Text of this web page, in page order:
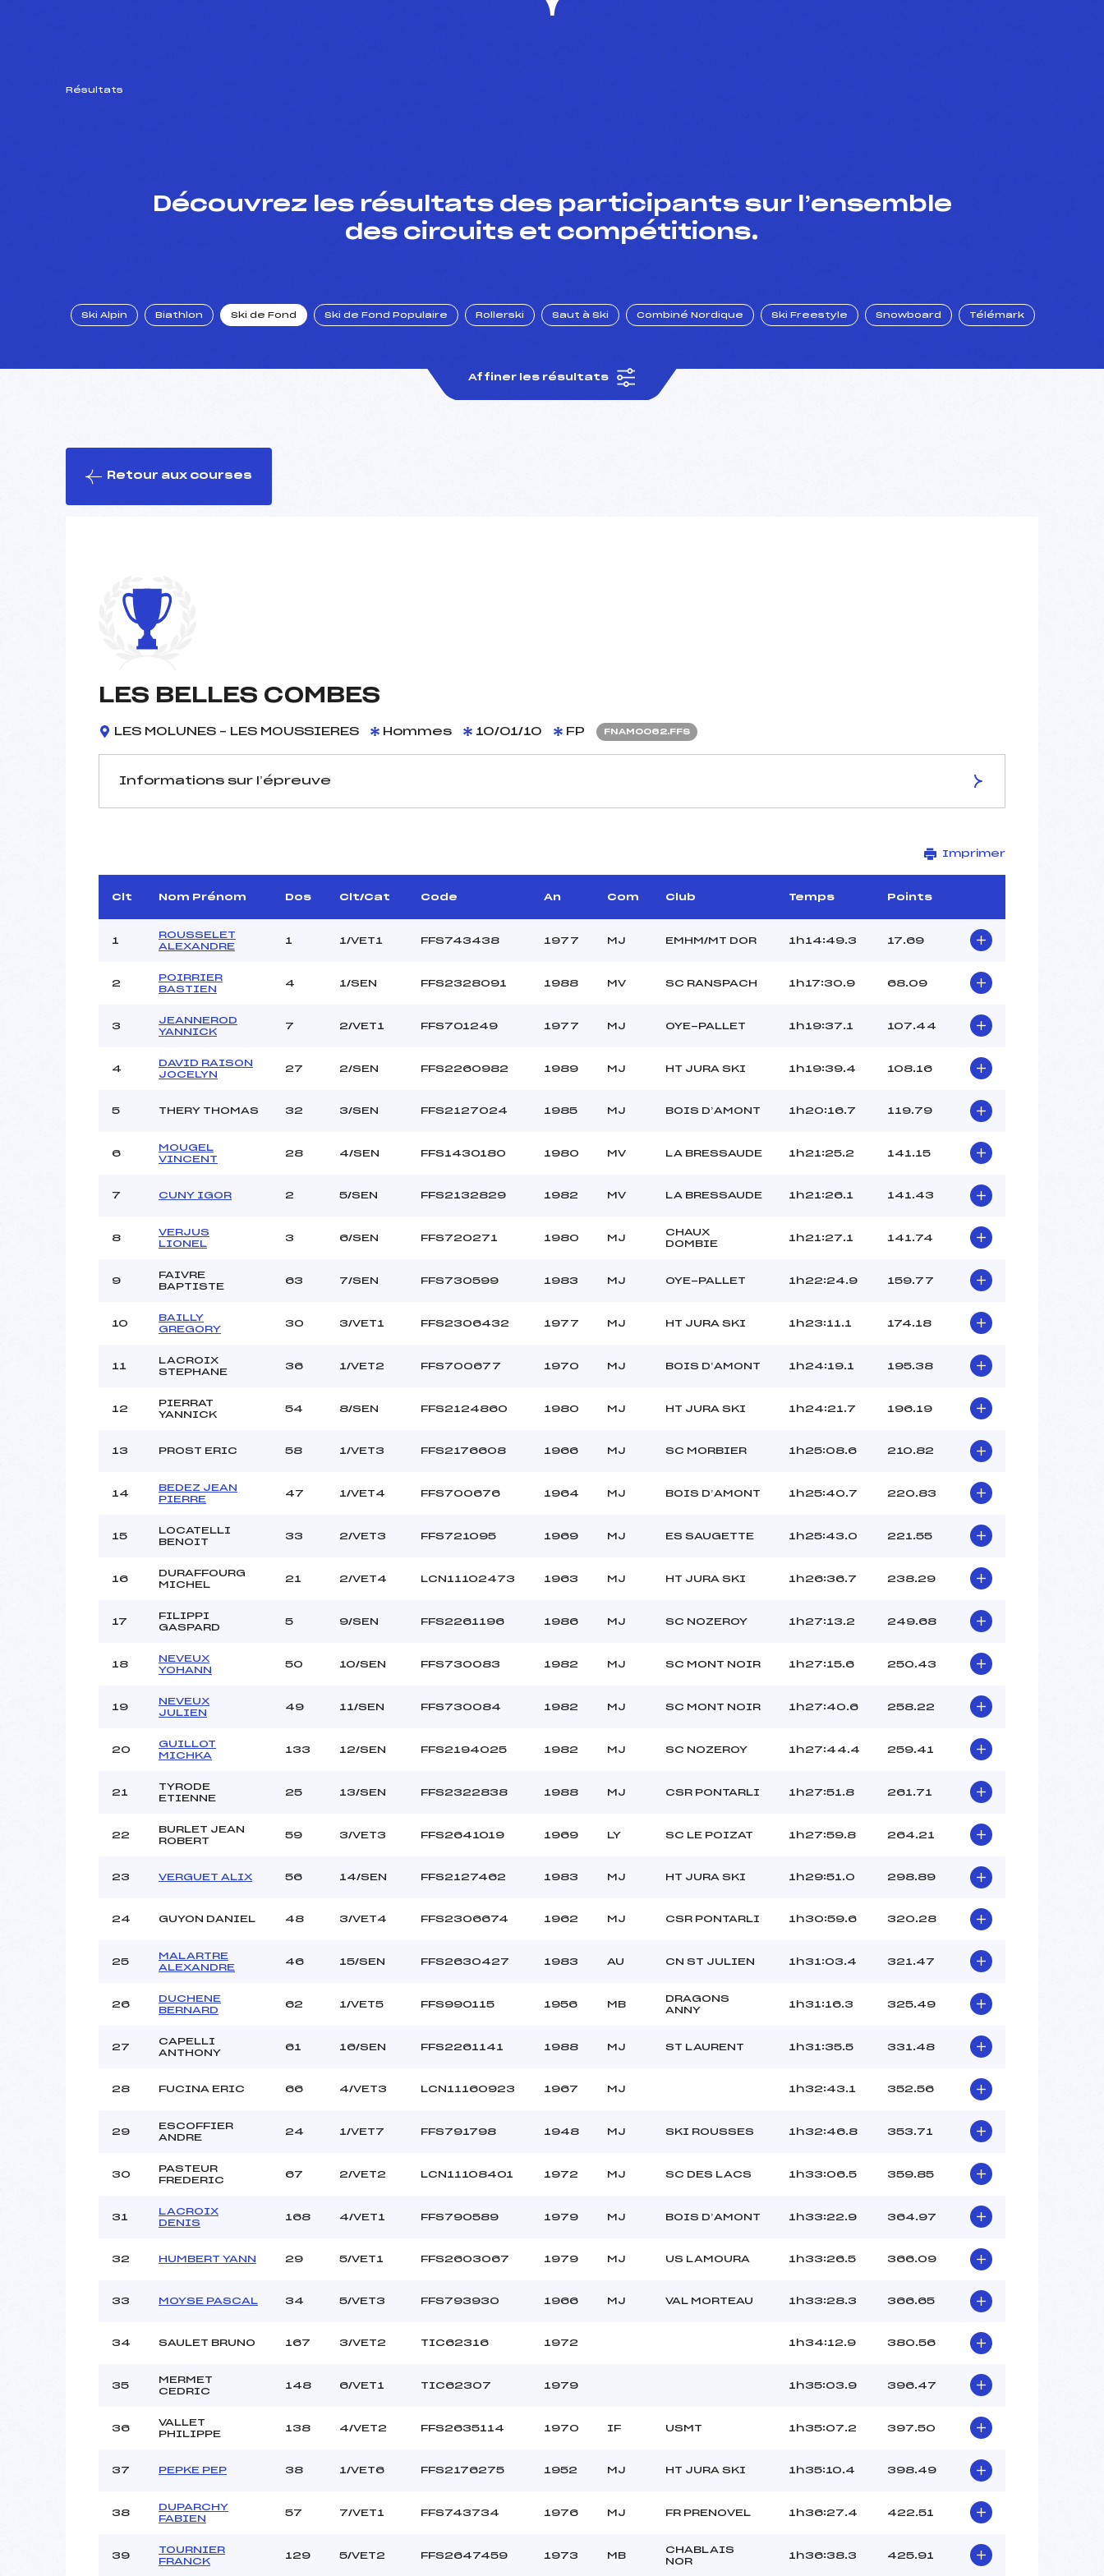
Résultats
Découvrez les résultats des participants sur l’ensemble
des circuits et compétitions.
Ski Alpin Biathlon Ski de Fond Ski de Fond Populaire Rollerski Saut à Ski Combiné Nordique Ski Freestyle Snowboard Télémark
Affiner les résultats
Retour aux courses
LES BELLES COMBES
LES MOLUNES – LES MOUSSIERES Hommes 10/01/10 FP FNAM0062.FFS
Informations sur l’épreuve
D.T Adjoint :
–
Dir. Epreuve :
GROS JULIEN (MJ)
Site de Replis
Distance :
25 km
Point Haut :
Pénalité appliquée :
17.6900
Catégorie :
Imprimer
Clt Nom Prénom Dos Clt/Cat Code An Com Club Temps Points
1
ROUSSELET
ALEXANDRE
1 1/VET1 FFS743438 1977 MJ EMHM/MT DOR 1h14:49.3 17.69
2
POIRRIER
BASTIEN
4 1/SEN FFS2328091 1988 MV SC RANSPACH 1h17:30.9 68.09
3
JEANNEROD
YANNICK
7 2/VET1 FFS701249 1977 MJ OYE-PALLET 1h19:37.1 107.44
4
DAVID RAISON
JOCELYN
27 2/SEN FFS2260982 1989 MJ HT JURA SKI 1h19:39.4 108.16
5 THERY THOMAS 32 3/SEN FFS2127024 1985 MJ BOIS D’AMONT 1h20:16.7 119.79
6
MOUGEL
VINCENT
28 4/SEN FFS1430180 1980 MV LA BRESSAUDE 1h21:25.2 141.15
7 CUNY IGOR 2 5/SEN FFS2132829 1982 MV LA BRESSAUDE 1h21:26.1 141.43
8
VERJUS
LIONEL
3 6/SEN FFS720271 1980 MJ
CHAUX
DOMBIE
1h21:27.1 141.74
9
FAIVRE
BAPTISTE
63 7/SEN FFS730599 1983 MJ OYE-PALLET 1h22:24.9 159.77
10
BAILLY
GREGORY
30 3/VET1 FFS2306432 1977 MJ HT JURA SKI 1h23:11.1 174.18
11
LACROIX
STEPHANE
36 1/VET2 FFS700677 1970 MJ BOIS D’AMONT 1h24:19.1 195.38
12
PIERRAT
YANNICK
54 8/SEN FFS2124860 1980 MJ HT JURA SKI 1h24:21.7 196.19
13 PROST ERIC 58 1/VET3 FFS2176608 1966 MJ SC MORBIER 1h25:08.6 210.82
14
BEDEZ JEAN
PIERRE
47 1/VET4 FFS700676 1964 MJ BOIS D’AMONT 1h25:40.7 220.83
15
LOCATELLI
BENOIT
33 2/VET3 FFS721095 1969 MJ ES SAUGETTE 1h25:43.0 221.55
16
DURAFFOURG
MICHEL
21 2/VET4 LCN11102473 1963 MJ HT JURA SKI 1h26:36.7 238.29
17
FILIPPI
GASPARD
5 9/SEN FFS2261196 1986 MJ SC NOZEROY 1h27:13.2 249.68
18
NEVEUX
YOHANN
50 10/SEN FFS730083 1982 MJ SC MONT NOIR 1h27:15.6 250.43
19
NEVEUX
JULIEN
49 11/SEN FFS730084 1982 MJ SC MONT NOIR 1h27:40.6 258.22
20
GUILLOT
MICHKA
133 12/SEN FFS2194025 1982 MJ SC NOZEROY 1h27:44.4 259.41
21
TYRODE
ETIENNE
25 13/SEN FFS2322838 1988 MJ CSR PONTARLI 1h27:51.8 261.71
22
BURLET JEAN
ROBERT
59 3/VET3 FFS2641019 1969 LY SC LE POIZAT 1h27:59.8 264.21
23 VERGUET ALIX 56 14/SEN FFS2127462 1983 MJ HT JURA SKI 1h29:51.0 298.89
24 GUYON DANIEL 48 3/VET4 FFS2306674 1962 MJ CSR PONTARLI 1h30:59.6 320.28
25
MALARTRE
ALEXANDRE
46 15/SEN FFS2630427 1983 AU CN ST JULIEN 1h31:03.4 321.47
26
DUCHENE
BERNARD
62 1/VET5 FFS990115 1956 MB
DRAGONS
ANNY
1h31:16.3 325.49
27
CAPELLI
ANTHONY
61 16/SEN FFS2261141 1988 MJ ST LAURENT 1h31:35.5 331.48
28 FUCINA ERIC 66 4/VET3 LCN11160923 1967 MJ 1h32:43.1 352.56
29
ESCOFFIER
ANDRE
24 1/VET7 FFS791798 1948 MJ SKI ROUSSES 1h32:46.8 353.71
30
PASTEUR
FREDERIC
67 2/VET2 LCN11108401 1972 MJ SC DES LACS 1h33:06.5 359.85
31
LACROIX
DENIS
168 4/VET1 FFS790589 1979 MJ BOIS D’AMONT 1h33:22.9 364.97
32 HUMBERT YANN 29 5/VET1 FFS2603067 1979 MJ US LAMOURA 1h33:26.5 366.09
33 MOYSE PASCAL 34 5/VET3 FFS793930 1966 MJ VAL MORTEAU 1h33:28.3 366.65
34 SAULET BRUNO 167 3/VET2 TIC62316 1972 1h34:12.9 380.56
35
MERMET
CEDRIC
148 6/VET1 TIC62307 1979 1h35:03.9 396.47
36
VALLET
PHILIPPE
138 4/VET2 FFS2635114 1970 IF USMT 1h35:07.2 397.50
37 PEPKE PEP 38 1/VET6 FFS2176275 1952 MJ HT JURA SKI 1h35:10.4 398.49
38
DUPARCHY
FABIEN
57 7/VET1 FFS743734 1976 MJ FR PRENOVEL 1h36:27.4 422.51
39
TOURNIER
FRANCK
129 5/VET2 FFS2647459 1973 MB
CHABLAIS
NOR
1h36:38.3 425.91